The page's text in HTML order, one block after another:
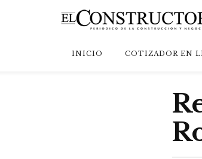
INICIO COTIZADOR EN